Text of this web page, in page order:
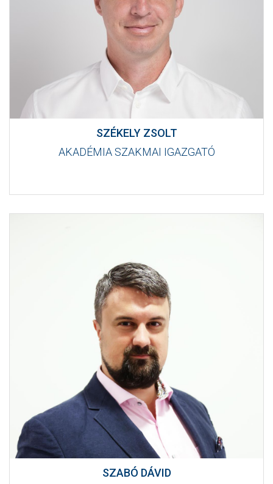
SZÉKELY ZSOLT
AKADÉMIA SZAKMAI IGAZGATÓ
SZABÓ DÁVID